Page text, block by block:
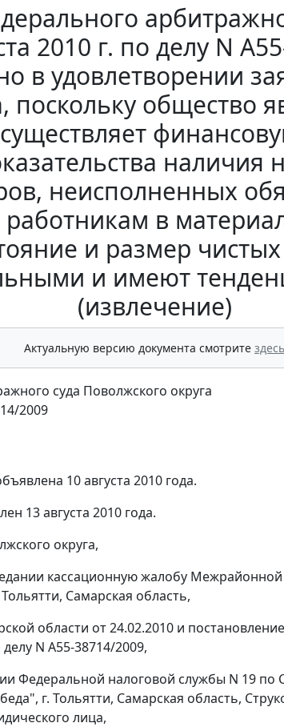
2010 г. по делу N
в удовлетворении
поскольку общество
наличия
неисполненных
в
и размер
и имеют
(извлечение)
Актуальную версию документа смотрите здесь
суда Поволжского округа
2009
10 августа 2010 года.
13 августа 2010 года.
округа,
кассационную жалобу
Самарская область,
области от 24.02.2010 и
N А55-38714/2009,
Федеральной налоговой службы N 19 по
г. Тольятти, Самарская область,
лица,